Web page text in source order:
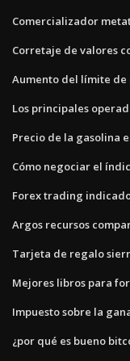
Comercializador
Corretaje de valores
Aumento del límite de
Los principales
Precio de la gasolina
Cómo negociar el
Forex trading
Argos recursos
Tarjeta de regalo
Mejores libros para
Impuesto sobre la
¿por qué es bueno